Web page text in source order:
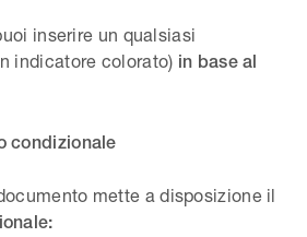
inserire un qualsiasi
indicatore colorato) in base al
condizionale
mette a disposizione il